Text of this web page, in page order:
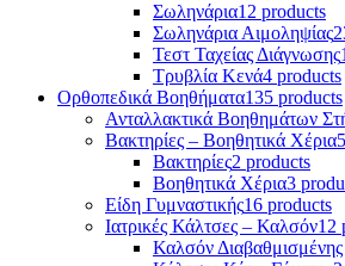
Σωληνάρια12 products
Σωληνάρια Αιμοληψίας
Τεστ Ταχείας Διάγνωσης
Τρυβλία Κενά4 products
Ορθοπεδικά Βοηθήματα135 products
Ανταλλακτικά Βοηθημάτων
Βακτηρίες – Βοηθητικά Χέρια
Βακτηρίες2 products
Βοηθητικά Χέρια3
Είδη Γυμναστικής16 products
Ιατρικές Κάλτσες – Καλσόν12
Καλσόν